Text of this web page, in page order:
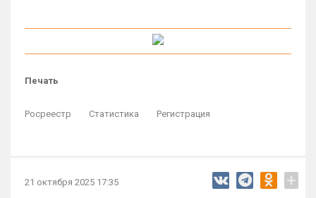
Печать
Росреестр Статистика Регистрация
21 октября 2025 17:35 +